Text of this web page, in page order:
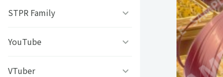
うちわシール
ファミッペ
うちわ背景
STPR Family
AMPTAKｘCOLORS
すとぷり
YouTube
ねこほうチャンネル
VTuber